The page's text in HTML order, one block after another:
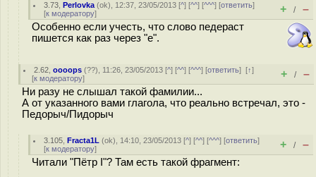
3.73 ,Perlovka (ok), 12:37, 23/05/2013 [^] [^^] [^^^] [ответить]
[к модератору] + / –
Особенно если учесть, что слово педераст
пишется как раз через "е".
2.62 ,oooops (??), 11:26, 23/05/2013 [^] [^^] [^^^] [ответить][↑]
[к модератору] + / –
Ни разу не слышал такой фамилии...
А от указанного вами глагола, что реально встречал, это -
Педорыч/Пидорыч
3.105 ,Fracta1L (ok), 14:10, 23/05/2013 [^] [^^] [^^^] [ответить]
[к модератору] + / –
Читали "Пётр I"? Там есть такой фрагмент: